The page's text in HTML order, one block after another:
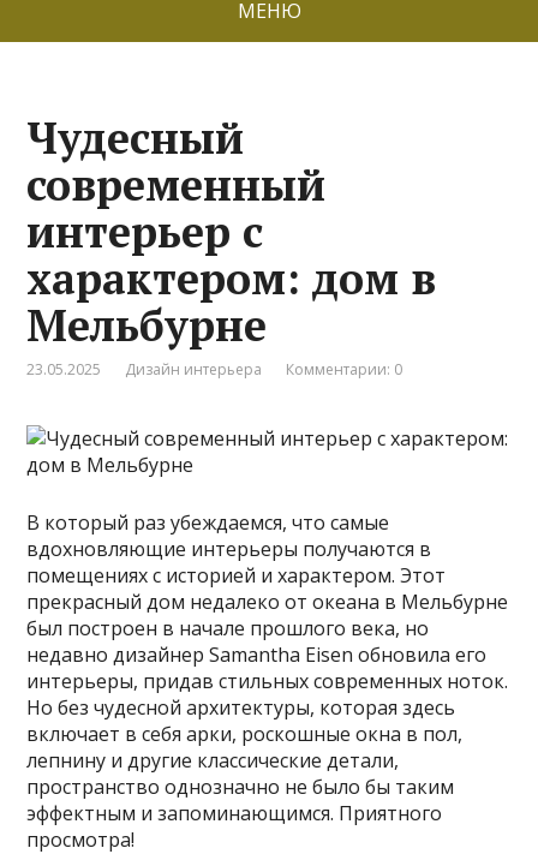
МЕНЮ
Чудесный
современный
интерьер с
характером: дом в
Мельбурне
23.05.2025 Дизайн интерьера Комментарии: 0
В который раз убеждаемся, что самые
вдохновляющие интерьеры получаются в
помещениях с историей и характером. Этот
прекрасный дом недалеко от океана в Мельбурне
был построен в начале прошлого века, но
недавно дизайнер Samantha Eisen обновила его
интерьеры, придав стильных современных ноток.
Но без чудесной архитектуры, которая здесь
включает в себя арки, роскошные окна в пол,
лепнину и другие классические детали,
пространство однозначно не было бы таким
эффектным и запоминающимся. Приятного
просмотра!